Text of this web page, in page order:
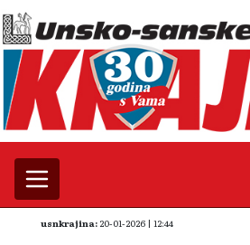
usnkrajina: 20-01-2026 | 12:44